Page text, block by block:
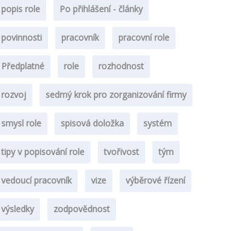
popis role Po přihlášení - články
povinnosti pracovník pracovní role
Předplatné role rozhodnost
rozvoj sedmý krok pro zorganizování firmy
smysl role spisová doložka systém
tipy v popisování role tvořivost tým
vedoucí pracovník vize výběrové řízení
výsledky zodpovědnost